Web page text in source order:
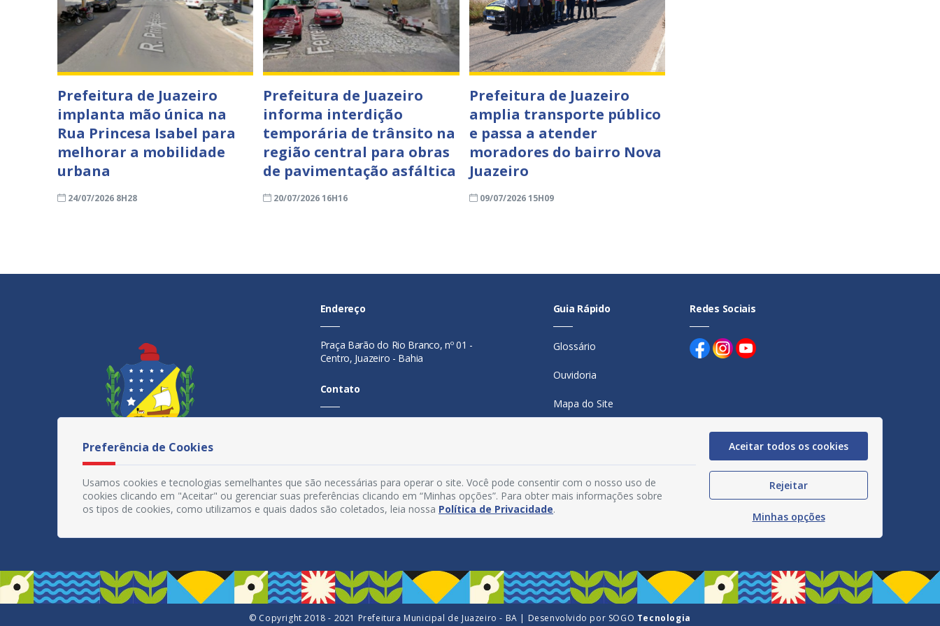
Prefeitura de Juazeiro
implanta mão única na
Rua Princesa Isabel para
melhorar a mobilidade
urbana
24/07/2026 8H28
Prefeitura de Juazeiro
informa interdição
temporária de trânsito na
região central para obras
de pavimentação asfáltica
20/07/2026 16H16
Prefeitura de Juazeiro
amplia transporte público
e passa a atender
moradores do bairro Nova
Juazeiro
09/07/2026 15H09
Endereço
Praça Barão do Rio Branco, nº 01 -
Centro, Juazeiro - Bahia
Contato
Horário De Funcionamento
Segunda a sexta-feira, das 08h às
Guia Rápido
Glossário
Ouvidoria
Mapa do Site
Política de Privacidade
Acesso Interno
Redes Sociais
© Copyright 2018 - 2021 Prefeitura Municipal de Juazeiro - BA | Desenvolvido por SOGO Tecnologia
Preferência de Cookies
Usamos cookies e tecnologias semelhantes que são necessárias para operar o site. Você pode consentir com o nosso uso de
cookies clicando em "Aceitar" ou gerenciar suas preferências clicando em “Minhas opções”. Para obter mais informações sobre
os tipos de cookies, como utilizamos e quais dados são coletados, leia nossa Política de Privacidade.
Aceitar todos os cookies
Rejeitar
Minhas opções